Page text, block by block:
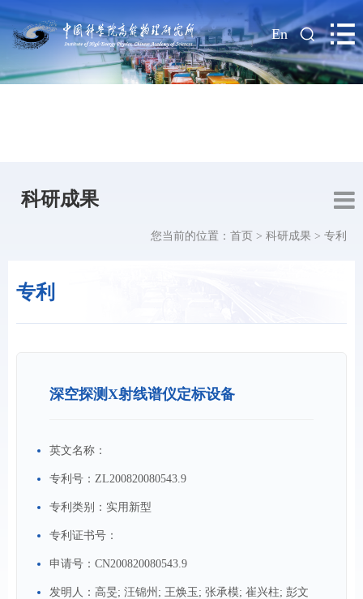
| En
科研成果
专利
您当前的位置： 首页 > 科研成果 > 专利
深空探测X射线谱仪定标设备
英文名称：
专利号： ZL200820080543.9
专利类别： 实用新型
专利证书号：
申请号： CN200820080543.9
发明人： 高旻; 汪锦州; 王焕玉; 张承模; 崔兴柱; 彭文